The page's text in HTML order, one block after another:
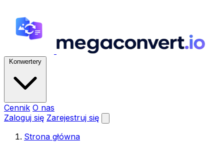
Konwertery
Cennik O nas
Zaloguj się Zarejestruj się
Strona główna